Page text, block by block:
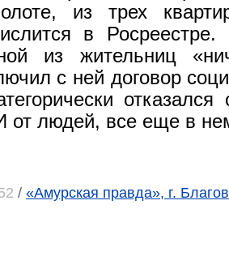
из трех
в Росреестре.
из жительниц
с ней договор
от людей, все еще в
/ «Амурская правда», г.